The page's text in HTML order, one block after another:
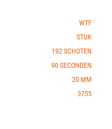
WTF
STUK
192 SCHOTEN
90 SECONDEN
20 MM
3755